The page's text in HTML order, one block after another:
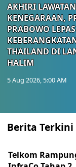
AKHIRI LAWATAN
KENEGARAAN,
PRABOWO LEPAS
THAILAND DI
HALIM
5 Aug 2026, 5:00 AM
Berita Terkini
Telkom